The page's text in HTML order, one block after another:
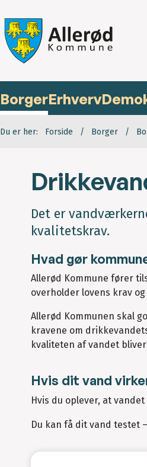
BorgerErhverv
Du er her: Forside Borger
Det er
kvalitetskrav.
Hvad gør
Allerød Kommune fører
overholder lovens krav
Allerød Kommunen skal
kravene om
kvaliteten af vandet
Hvis dit vand
Hvis du oplever, at
Du kan få dit vand testet